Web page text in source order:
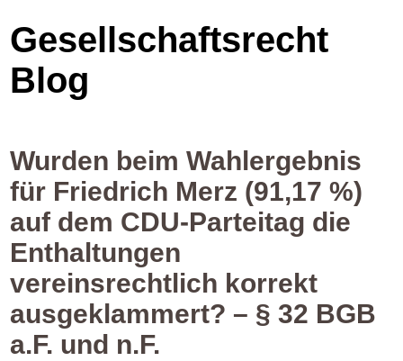
Gesellschaftsrecht
Blog
Wurden beim Wahlergebnis
für Friedrich Merz (91,17 %)
auf dem CDU-Parteitag die
Enthaltungen
vereinsrechtlich korrekt
ausgeklammert? – § 32 BGB
a.F. und n.F.